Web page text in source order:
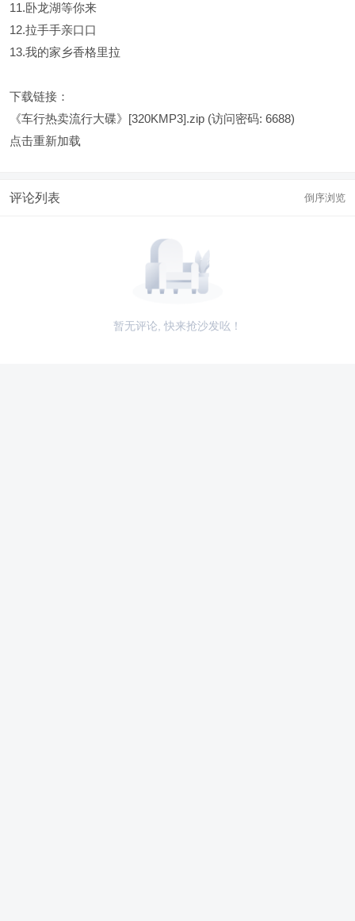
11.卧龙湖等你来
12.拉手手亲口口
13.我的家乡香格里拉
下载链接：
《车行热卖流行大碟》[320KMP3].zip (访问密码: 6688)
点击重新加载
评论列表 倒序浏览
暂无评论, 快来抢沙发吆！